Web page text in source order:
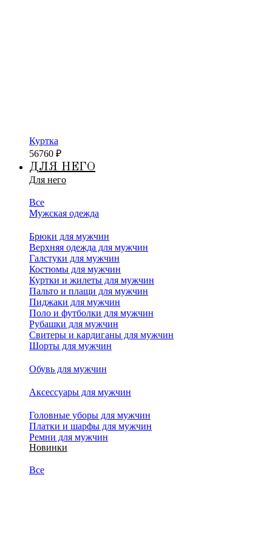
Куртка
56760 ₽
ДЛЯ НЕГО
Для него
Все
Мужская одежда
Брюки для мужчин
Верхняя одежда для мужчин
Галстуки для мужчин
Костюмы для мужчин
Куртки и жилеты для мужчин
Пальто и плащи для мужчин
Пиджаки для мужчин
Поло и футболки для мужчин
Рубашки для мужчин
Свитеры и кардиганы для мужчин
Шорты для мужчин
Обувь для мужчин
Аксессуары для мужчин
Головные уборы для мужчин
Платки и шарфы для мужчин
Ремни для мужчин
Новинки
Все